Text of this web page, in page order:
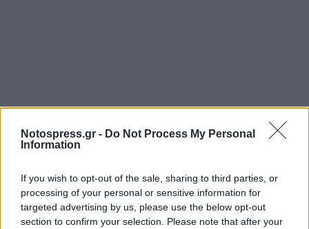
Notospress.gr - Do Not Process My Personal
Information
If you wish to opt-out of the sale, sharing to third parties, or
processing of your personal or sensitive information for
targeted advertising by us, please use the below opt-out
section to confirm your selection. Please note that after your